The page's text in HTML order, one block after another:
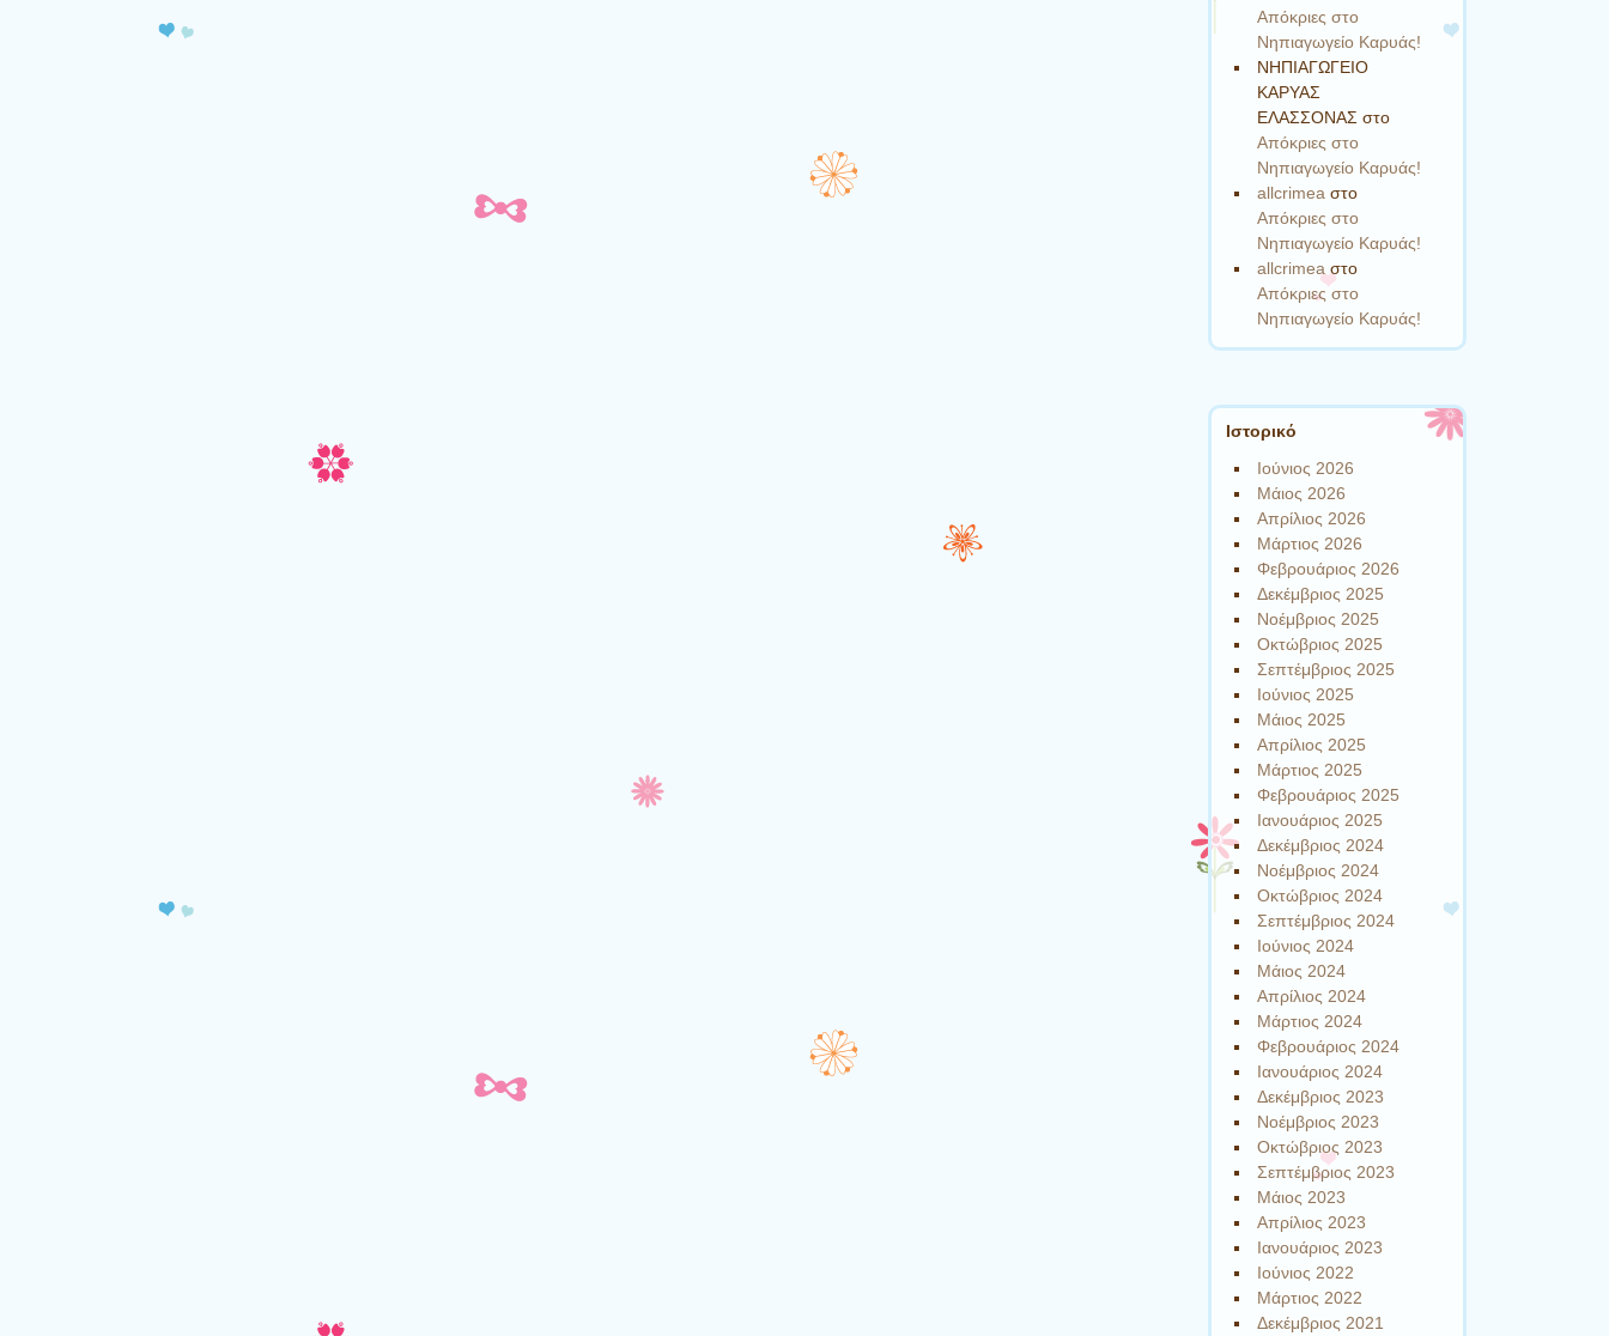
Απόκριες στο
Νηπιαγωγείο Καρυάς!
ΝΗΠΙΑΓΩΓΕΙΟ
ΚΑΡΥΑΣ
ΕΛΑΣΣΟΝΑΣ στο
Απόκριες στο
Νηπιαγωγείο Καρυάς!
allcrimea στο
Απόκριες στο
Νηπιαγωγείο Καρυάς!
allcrimea στο
Απόκριες στο
Νηπιαγωγείο Καρυάς!
Ιστορικό
Ιούνιος 2026
Μάιος 2026
Απρίλιος 2026
Μάρτιος 2026
Φεβρουάριος 2026
Δεκέμβριος 2025
Νοέμβριος 2025
Οκτώβριος 2025
Σεπτέμβριος 2025
Ιούνιος 2025
Μάιος 2025
Απρίλιος 2025
Μάρτιος 2025
Φεβρουάριος 2025
Ιανουάριος 2025
Δεκέμβριος 2024
Νοέμβριος 2024
Οκτώβριος 2024
Σεπτέμβριος 2024
Ιούνιος 2024
Μάιος 2024
Απρίλιος 2024
Μάρτιος 2024
Φεβρουάριος 2024
Ιανουάριος 2024
Δεκέμβριος 2023
Νοέμβριος 2023
Οκτώβριος 2023
Σεπτέμβριος 2023
Μάιος 2023
Απρίλιος 2023
Ιανουάριος 2023
Ιούνιος 2022
Μάρτιος 2022
Δεκέμβριος 2021